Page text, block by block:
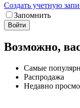
Создать учетную
Запомнить
Войти
Возможно,
Самые
Распродажа
Недавно